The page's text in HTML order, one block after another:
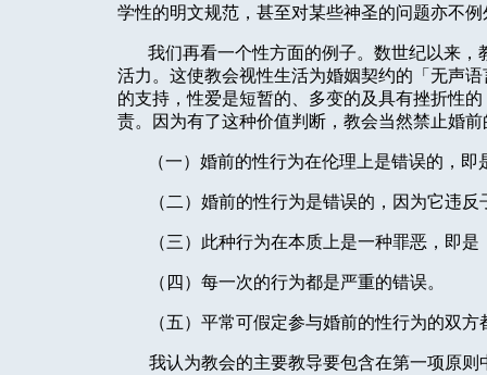
学性的明文规范，甚至对某些神圣的问题亦不
我们再看一个性方面的例子。数世纪以来
活力。这使教会视性生活为婚姻契约的「无声
的支持，性爱是短暂的、多变的及具有挫折性
责。因为有了这种价值判断，教会当然禁止婚
（一）婚前的性行为在伦理上是错误的，
（二）婚前的性行为是错误的，因为它违
（三）此种行为在本质上是一种罪恶，即
（四）每一次的行为都是严重的错误。
（五）平常可假定参与婚前的性行为的双
我认为教会的主要教导要包含在第一项原